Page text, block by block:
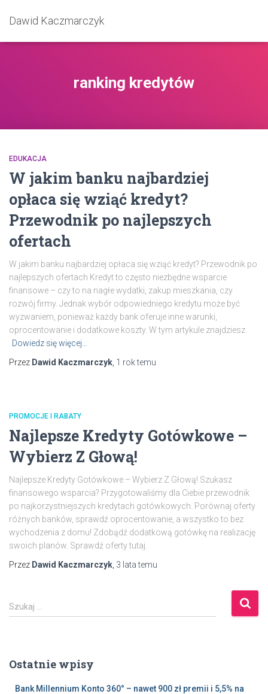
Dawid Kaczmarczyk
ranking kredytów
EDUKACJA
W jakim banku najbardziej
opłaca się wziąć kredyt?
Przewodnik po najlepszych
ofertach
W jakim banku najbardziej opłaca się wziąć kredyt? Przewodnik po
najlepszych ofertach Kredyt to często niezbędne wsparcie
finansowe – czy to na nagłe wydatki, zakup mieszkania, czy
rozwój firmy. Jednak wybór odpowiedniego kredytu może być
wyzwaniem, ponieważ każdy bank oferuje inne warunki,
oprocentowanie i dodatkowe koszty. W tym artykule znajdziesz
Dowiedz się więcej…
Przez Dawid Kaczmarczyk 1 roktemu
PROMOCJE I RABATY
Najlepsze Kredyty Gotówkowe –
Wybierz Z Głową!
Najlepsze Kredyty Gotówkowe – Wybierz Z Głową! Szukasz
finansowego wsparcia? Przygotowaliśmy dla Ciebie przewodnik
po najkorzystniejszych kredytach gotówkowych. Porównaj oferty
różnych banków, sprawdź oprocentowanie, a wszystko to bez
wychodzenia z domu! Zdobądź dodatkową gotówkę na realizację
swoich planów. Sprawdź oferty tutaj.
Przez Dawid Kaczmarczyk 3 latatemu
S
z
j
Szukaj …
Ostatnie wpisy
Bank Millennium Konto 360° – nawet 900 zł premii i 5,5% na